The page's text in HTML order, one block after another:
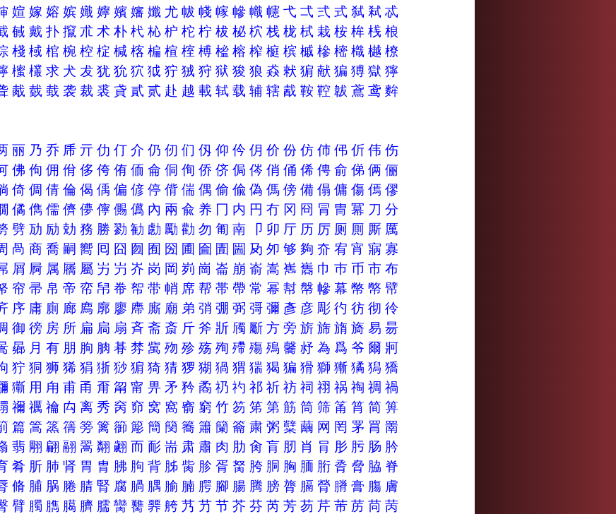
媗嫁嫆嫔嬂嬣嬪嬸孅 尤帗帴幏幓幟幰弋弌弍式弑 弒忒
戫戴扑攛朮术朴杙杺枦柁柠柭柲柼栈栊栻栽桉桙桟桹
棧棫棺椀椌椗椷楁楄楦榁榑榓榕榨榳槟槭槮樒樴樾橑
櫁欉求 犬 犮犹狁狖狘狞狨狩狱狻狼猋猌猏献猵猼獄獰
胾臷蛓 袭 裁 裘貣 貳贰 赴 越載轼载辅辖酨鞍鞚韍鳶鸢麰
丽 乃乔 乕亓仂仃介仍仞们仭仰仱仴价份仿伂伄伒伟伤
佛佝佣佾侈侉侑侕侖侗侚侨侪侷侺俏俑俙俜俞俤俩俪
倚倜倩倫偈偊偏偐停偝偳偶偷偸偽傌傍備傝傭傷傿僇
僪儁儒儕儚儜儩儰 內 兩兪 养 冂 内 円冇 冈 冏 冐 冑冪 刀分
劈劢 励勀務 勝勠勧 勴 勵勸勿匍南 卩 卯 厅 历 厉 厕 厠 厮 厲
咼商喬 嗣嚮 囘 囧 囫 囿 圀 圃 圇 圊 圌 夃夘够夠夼宥宵寎 寡
屑 屙 属 屩 屬 屴 屶岕 岗 岡峛 崗崙 崩嵛嵩嶲巂 巾巿 币市布
帘帚 帛帝帟 帠帣 帤带帩 席帮帯 帶常幂幇 幋幓幕幣幤幦
序 庸 廁 廊 廌 廓 廖 廗 廝 廟 弟弰弸弼彁彌 彥 彦 彫彴彷彻彾
御徬 房 所 扁 扃 扇 斉斋 斎 斤斧斨 斶 斸方旁旂旆旓旖易昜
曏 月有 朋 朐 朒朞棼歶歾殄殇殉殢殤殦毊沀為 爲 爷爾牁
狞狪狮狶狷狾猀猏猗猜猡猢猧猬猯猲猵猾獅獑獝獡獢
玂 用 甪甫 甬甭甮甯畀 矛矜 矞礽礿祁祈祊祠祤祸祹禂禍
禰禲禴 禸离秀 窉 窌 窝 窩窬 窮竹笏笫第筋筒筛筩筲简箅
篇篙篜篟篣篱篽簓簡簢簥簫籣籥粛粥糱繭 网 罔 罞 罥罱
翡 翢 翩翮翯翷 翽而 耏耑 肃 肅 肉 肋肏肓 肕 肖 肙 肜 肟 肠 肣
肴 肵 肺肾 胃 胄 胇 胊背 胏胔 胗胥 胬 胯 胴 胸 胹 胻脀 脅 脇 脊
脩 脯 脶 腃 腈腎 腐 腡 腢 腧 腩 腭 腳 腸 腾 膀膂 膈 膋 膌膏 膓 膚
臂 臅 臇 臈 臍 臑臠臡臩舿艿芀节芥芬芮芳芴芹芾苈苘苪